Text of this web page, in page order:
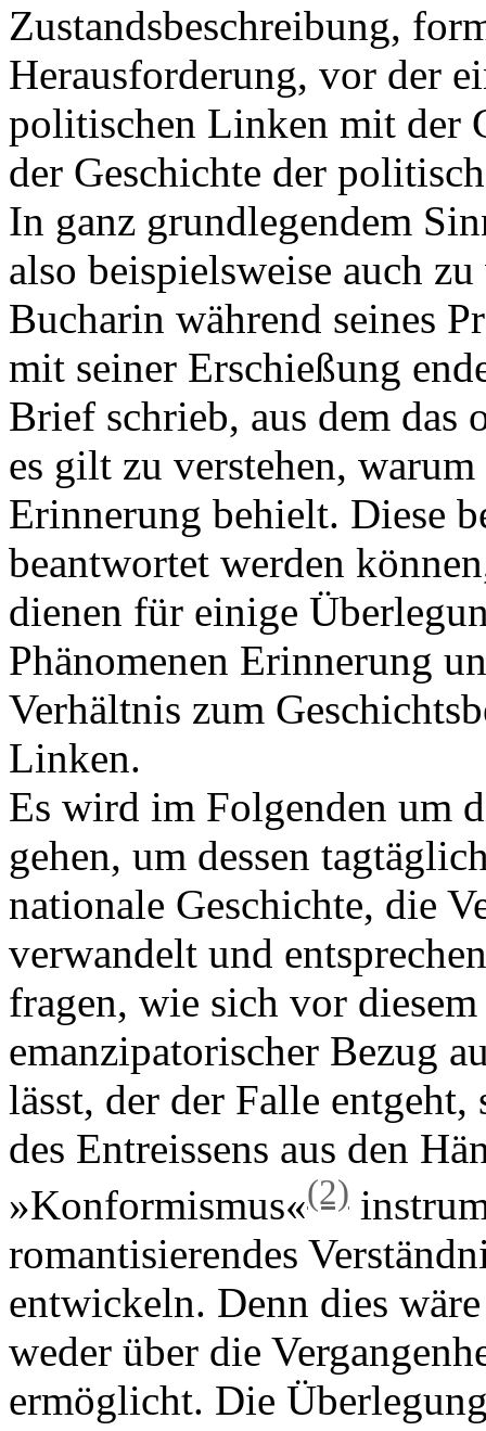
Zustandsbeschreibung,
Herausforderung, vor der
politischen Linken mit der
der Geschichte der
In ganz grundlegendem
also beispielsweise auch
Bucharin während seines
mit seiner Erschießung
Brief schrieb, aus dem das
es gilt zu verstehen,
Erinnerung behielt. Diese
beantwortet werden
dienen für einige
Phänomenen Erinnerung
Verhältnis zum
Linken.
Es wird im Folgenden um
gehen, um dessen
nationale Geschichte, die
verwandelt und
fragen, wie sich vor
emanzipatorischer Bezug
lässt, der der Falle
des Entreissens aus den
»Konformismus«(2)
romantisierendes
entwickeln. Denn dies
weder über die
ermöglicht. Die